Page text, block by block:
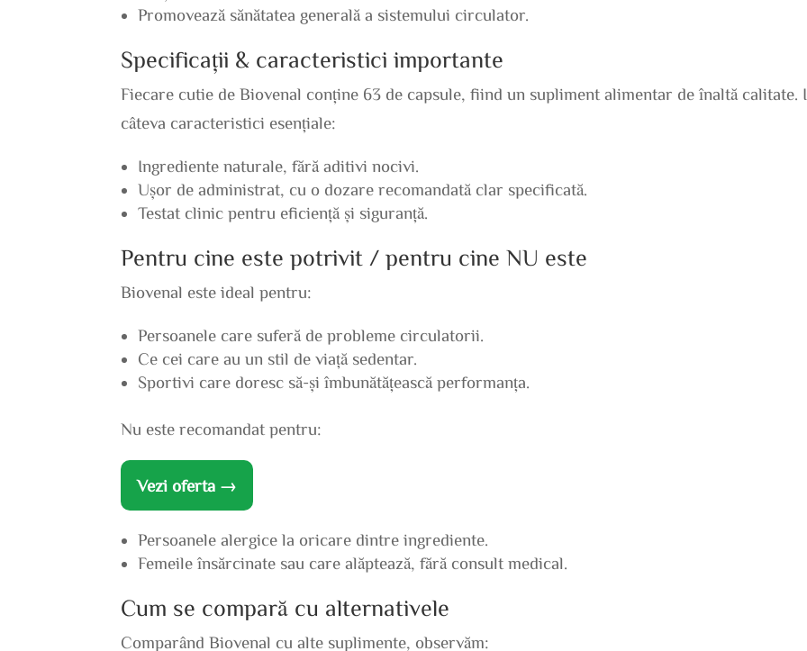
Promovează sănătatea generală a sistemului circulator.
Specificații & caracteristici importante
Fiecare cutie de Biovenal conține 63 de capsule, fiind un supliment alimentar de înaltă calitate.
câteva caracteristici esențiale:
Ingrediente naturale, fără aditivi nocivi.
Ușor de administrat, cu o dozare recomandată clar specificată.
Testat clinic pentru eficiență și siguranță.
Pentru cine este potrivit / pentru cine NU este
Biovenal este ideal pentru:
Persoanele care suferă de probleme circulatorii.
Ce cei care au un stil de viață sedentar.
Sportivi care doresc să-și îmbunătățească performanța.
Nu este recomandat pentru:
Vezi oferta →
Persoanele alergice la oricare dintre ingrediente.
Femeile însărcinate sau care alăptează, fără consult medical.
Cum se compară cu alternativele
Comparând Biovenal cu alte suplimente, observăm: